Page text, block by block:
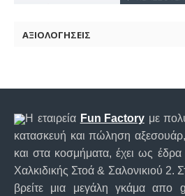
εμφάνιση και να ταιριάζει σε
αίτημα.Πρόκειται για ένα
ΑΞΙΟΛΟΓΗΣΕΙΣ
Η εταιρεία Fun Factory με
κατασκευή και πώληση
και στα κοσμήματα, έχει ως
Χαλκιδικής Στοά & Σαλονικιού 2.
βρείτε μια μεγάλη γκάμα απο